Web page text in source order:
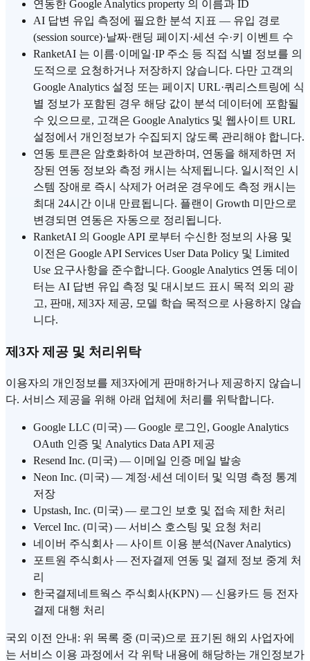
연동한 Google Analytics property 의 이름과 ID
AI 답변 유입 측정에 필요한 분석 지표 — 유입 경로
(session source)·날짜·랜딩 페이지·세션 수·키 이벤트 수
RanketAI 는 이름·이메일·IP 주소 등 직접 식별 정보를 의
도적으로 요청하거나 저장하지 않습니다. 다만 고객의
Google Analytics 설정 또는 페이지 URL·쿼리스트링에 식
별 정보가 포함된 경우 해당 값이 분석 데이터에 포함될
수 있으므로, 고객은 Google Analytics 및 웹사이트 URL
설정에서 개인정보가 수집되지 않도록 관리해야 합니다.
연동 토큰은 암호화하여 보관하며, 연동을 해제하면 저
장된 연동 정보와 측정 캐시는 삭제됩니다. 일시적인 시
스템 장애로 즉시 삭제가 어려운 경우에도 측정 캐시는
최대 24시간 이내 만료됩니다. 플랜이 Growth 미만으로
변경되면 연동은 자동으로 정리됩니다.
RanketAI 의 Google API 로부터 수신한 정보의 사용 및
이전은 Google API Services User Data Policy 및 Limited
Use 요구사항을 준수합니다. Google Analytics 연동 데이
터는 AI 답변 유입 측정 및 대시보드 표시 목적 외의 광
고, 판매, 제3자 제공, 모델 학습 목적으로 사용하지 않습
니다.
제3자 제공 및 처리위탁
이용자의 개인정보를 제3자에게 판매하거나 제공하지 않습니
다. 서비스 제공을 위해 아래 업체에 처리를 위탁합니다.
Google LLC (미국) — Google 로그인, Google Analytics
OAuth 인증 및 Analytics Data API 제공
Resend Inc. (미국) — 이메일 인증 메일 발송
Neon Inc. (미국) — 계정·세션 데이터 및 익명 측정 통계
저장
Upstash, Inc. (미국) — 로그인 보호 및 접속 제한 처리
Vercel Inc. (미국) — 서비스 호스팅 및 요청 처리
네이버 주식회사 — 사이트 이용 분석(Naver Analytics)
포트원 주식회사 — 전자결제 연동 및 결제 정보 중계 처
리
한국결제네트웍스 주식회사(KPN) — 신용카드 등 전자
결제 대행 처리
국외 이전 안내: 위 목록 중 (미국)으로 표기된 해외 사업자에
는 서비스 이용 과정에서 각 위탁 내용에 해당하는 개인정보가